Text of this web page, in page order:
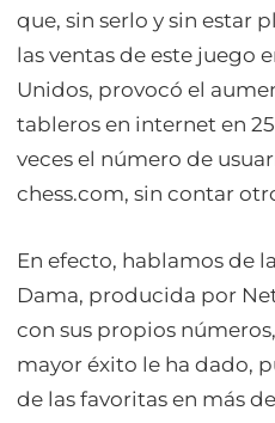
que, sin serlo y sin estar
las ventas de este juego
Unidos, provocó el
tableros en internet en
veces el número de
chess.com, sin contar
En efecto, hablamos de
Dama, producida por
con sus propios
mayor éxito le ha dado,
de las favoritas en más